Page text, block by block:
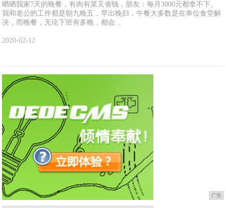
晒晒我家7天的晚餐，有肉有菜又省钱，朋友：每月3000元都拿不下。
我和老公的工作都是朝九晚五，早出晚归，午餐大多数是在单位食堂解
决，而晚餐，无论下班有多晚，都会...
2020-02-12
广告